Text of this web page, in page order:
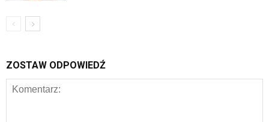
ZOSTAW ODPOWIEDŹ